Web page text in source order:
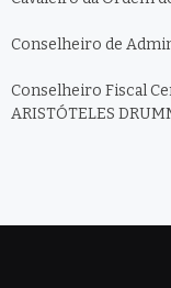
Conselheiro de
Conselheiro Fiscal
ARISTÓTELES